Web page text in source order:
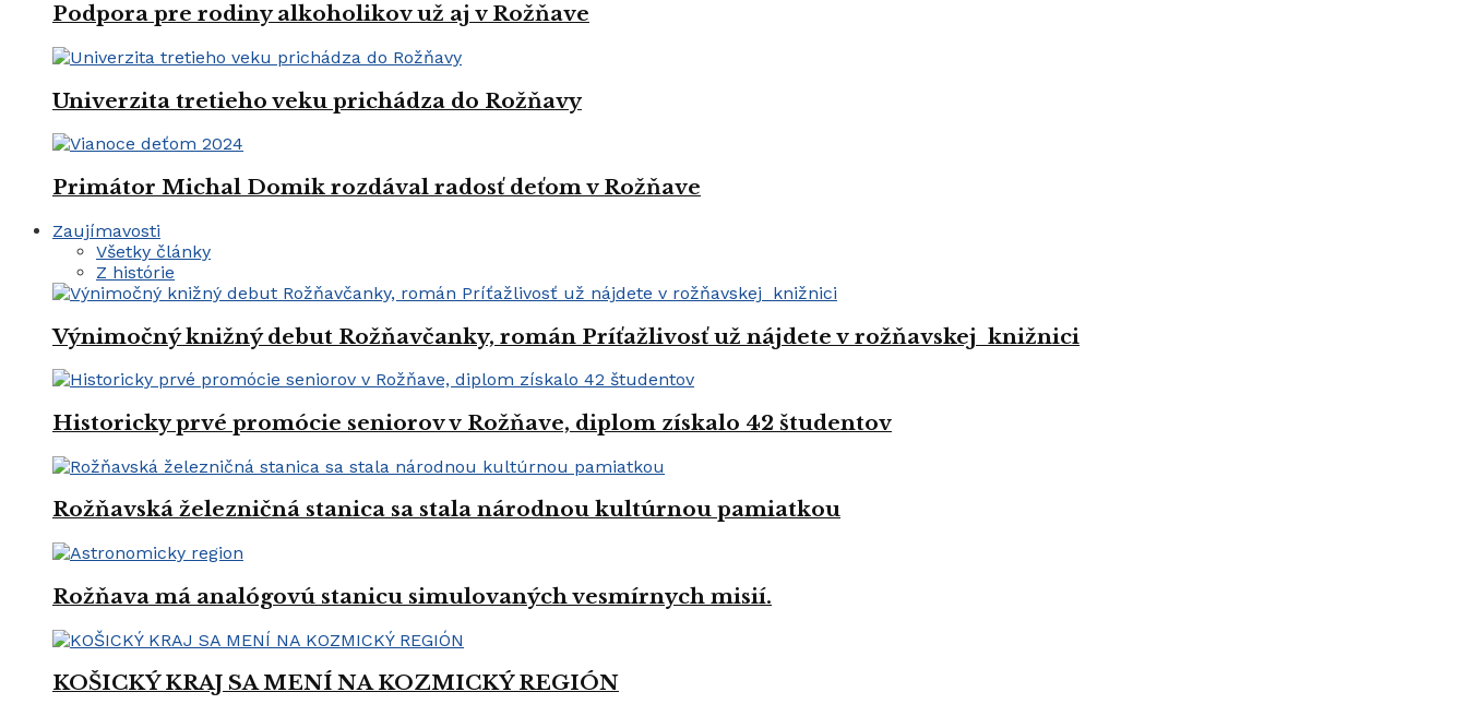
Podpora pre rodiny alkoholikov už aj v Rožňave
Univerzita tretieho veku prichádza do Rožňavy
Primátor Michal Domik rozdával radosť deťom v Rožňave
Zaujímavosti
Všetky články
Z histórie
Výnimočný knižný debut Rožňavčanky, román Príťažlivosť už nájdete v rožňavskej knižnici
Historicky prvé promócie seniorov v Rožňave, diplom získalo 42 študentov
Rožňavská železničná stanica sa stala národnou kultúrnou pamiatkou
Rožňava má analógovú stanicu simulovaných vesmírnych misií.
KOŠICKÝ KRAJ SA MENÍ NA KOZMICKÝ REGIÓN